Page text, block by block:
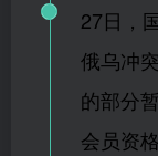
27日，
俄乌冲
的部分
会员资格